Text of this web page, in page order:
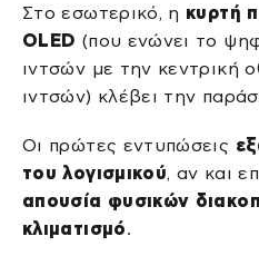
Στο εσωτερικό, η κυρτή
OLED (που ενώνει το
ιντσών με την κεντρική
ιντσών) κλέβει την
Οι πρώτες εντυπώσεις
του λογισμικού, αν και
απουσία φυσικών
κλιματισμό.